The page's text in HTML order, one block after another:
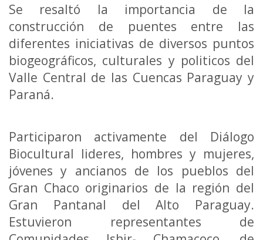
Se resaltó la importancia de la
construcción de puentes entre las
diferentes iniciativas de diversos puntos
biogeográficos, culturales y politicos del
Valle Central de las Cuencas Paraguay y
Paraná.
Participaron activamente del Diálogo
Biocultural lideres, hombres y mujeres,
jóvenes y ancianos de los pueblos del
Gran Chaco originarios de la región del
Gran Pantanal del Alto Paraguay.
Estuvieron representantes de